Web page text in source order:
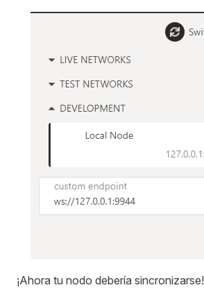
¡Ahora tu nodo debería sincronizarse!